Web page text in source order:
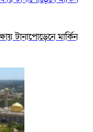
টানাপোড়েনে মার্কিন